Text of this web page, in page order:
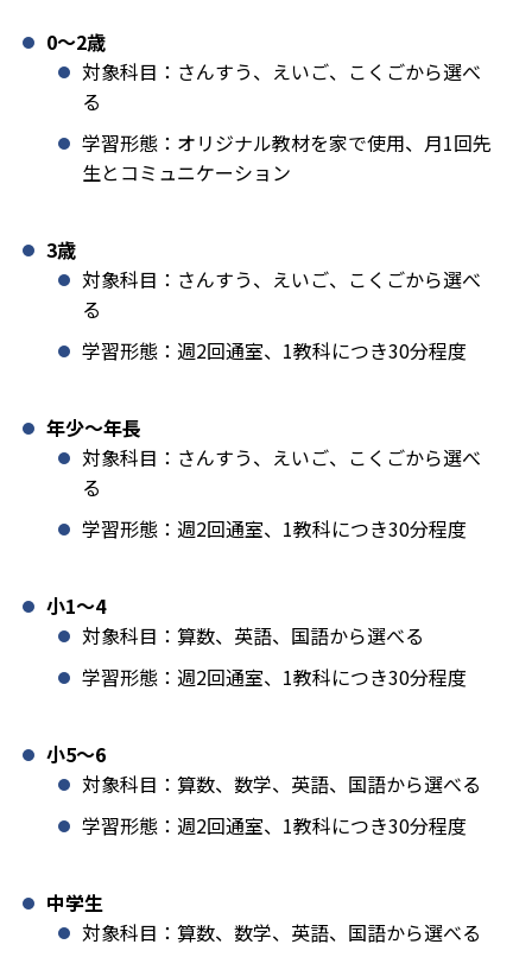
0〜2歳
対象科目：さんすう、えいご、こくごから選べ
る
学習形態：オリジナル教材を家で使用、月1回先
生とコミュニケーション
3歳
対象科目：さんすう、えいご、こくごから選べ
る
学習形態：週2回通室、1教科につき30分程度
年少〜年長
対象科目：さんすう、えいご、こくごから選べ
る
学習形態：週2回通室、1教科につき30分程度
小1️〜4
対象科目：算数、英語、国語から選べる
学習形態：週2回通室、1教科につき30分程度
小5〜6
対象科目：算数、数学、英語、国語から選べる
学習形態：週2回通室、1教科につき30分程度
中学生
対象科目：算数、数学、英語、国語から選べる